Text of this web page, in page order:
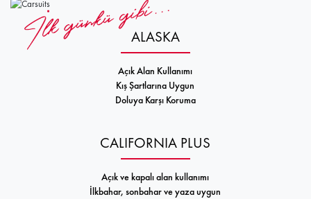
ALASKA
Açık Alan Kullanımı
Kış Şartlarına Uygun
Doluya Karşı Koruma
CALIFORNIA PLUS
Açık ve kapalı alan kullanımı
İlkbahar, sonbahar ve yaza uygun